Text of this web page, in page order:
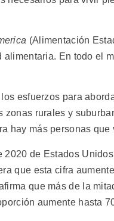
(Alimentación
alimentaria. En todo el
esfuerzos para
zonas rurales y
hay más personas
2020 de Estados
que esta cifra
que más de la
aumente hasta